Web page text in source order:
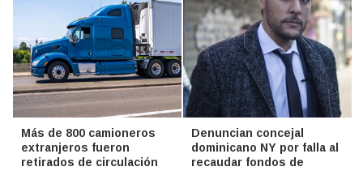
Más de 800 camioneros
extranjeros fueron
retirados de circulación
Denuncian concejal
dominicano NY por falla al
recaudar fondos de